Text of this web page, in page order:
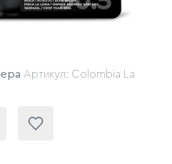
Артикул: Colombia La